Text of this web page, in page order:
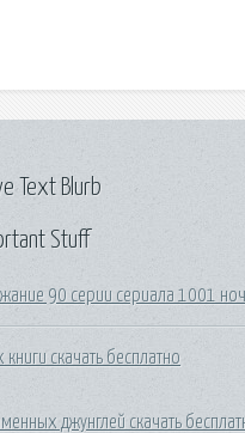
Stuff
90 серии сериала 1001
скачать бесплатно
джунглей скачать
Text Blurb